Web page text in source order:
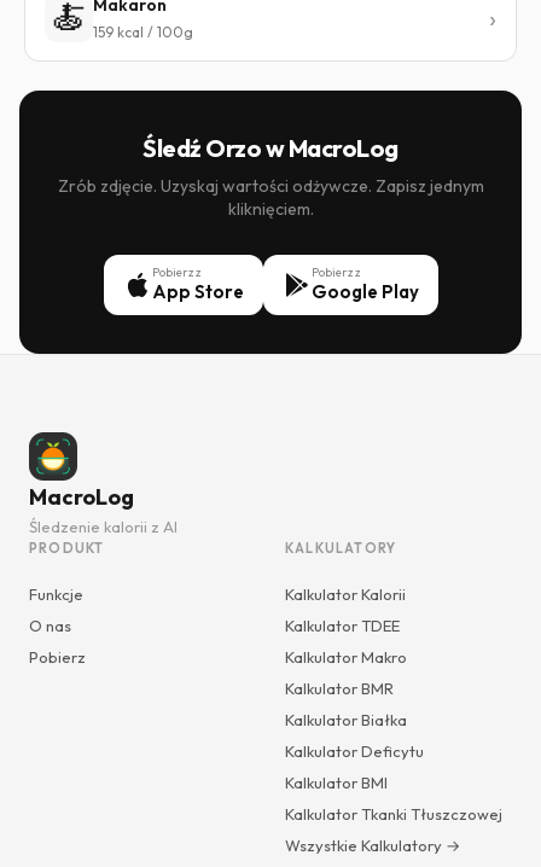
🍝 Makaron
159 kcal / 100g
Śledź Orzo w MacroLog
Zrób zdjęcie. Uzyskaj wartości odżywcze. Zapisz jednym
kliknięciem.
Pobierz z
App Store
Pobierz z
Google Play
MacroLog
Śledzenie kalorii z AI
PRODUKT
Funkcje
O nas
Pobierz
KALKULATORY
Kalkulator Kalorii
Kalkulator TDEE
Kalkulator Makro
Kalkulator BMR
Kalkulator Białka
Kalkulator Deficytu
Kalkulator BMI
Kalkulator Tkanki Tłuszczowej
Wszystkie Kalkulatory →